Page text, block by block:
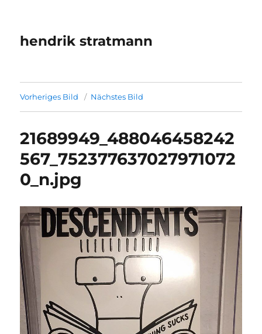
hendrik stratmann
Vorheriges Bild Nächstes Bild
21689949_488046458242
567_752377637027971072
0_n.jpg